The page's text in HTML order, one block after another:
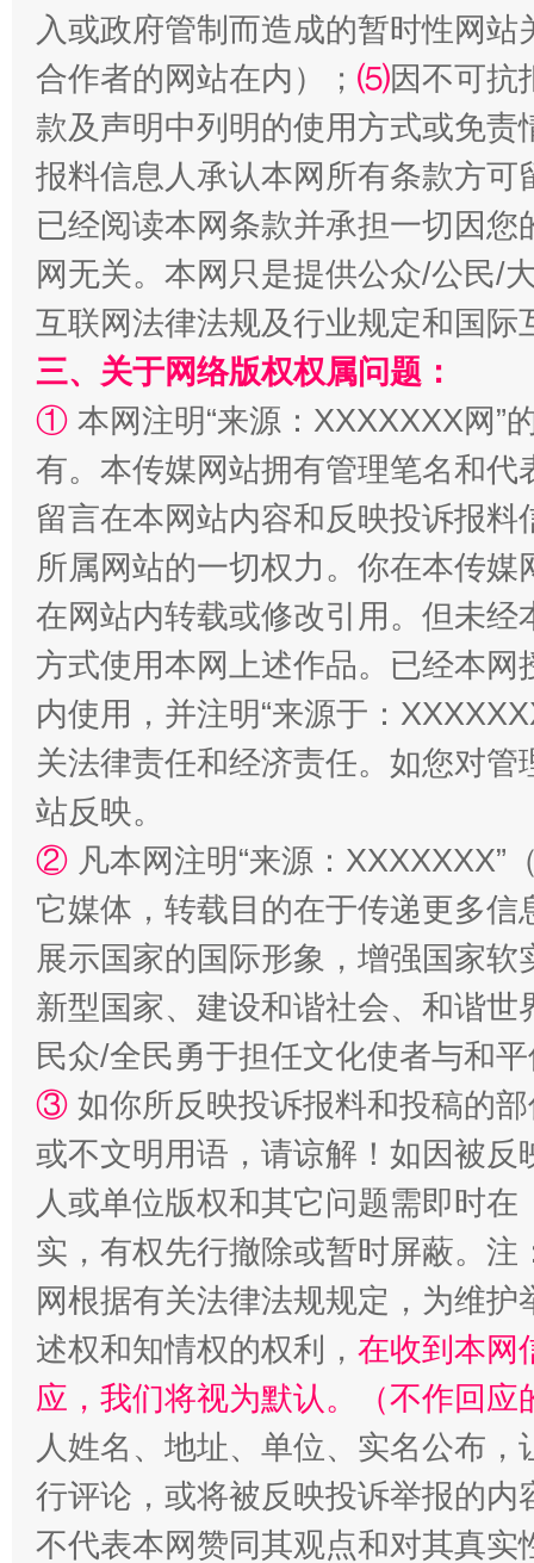
全民健身五年计划来了！等你上场
阿坝州三大球赛在茂县开幕 规模
国家大学科技园优化重塑工作
扯下公款旅游的“隐身衣” 如何以
入或政府管制而造成的暂时性网
合作者的网站在内）； ⑸因不可抗
款及声明中列明的使用方式或免责
报料信息人承认本网所有条款方
已经阅读本网条款并承担一切因
网无关。本网只是提供公众/公民/
互联网法律法规及行业规定和国
三、关于网络版权权属问题：
① 本网注明“来源：XXXXXXX网”
有。本传媒网站拥有管理笔名和
留言在本网站内容和反映投诉报
所属网站的一切权力。你在本传
在网站内转载或修改引用。但未
方式使用本网上述作品。已经本
内使用，并注明“来源于：
关法律责任和经济责任。如您对
站反映。
② 凡本网注明“来源：
它媒体，转载目的在于传递更多
展示国家的国际形象，增强国家
新型国家、建设和谐社会、和谐
民众/全民勇于担任文化使者与和
③ 如你所反映投诉报料和投稿的
或不文明用语，请谅解！如因被
人或单位版权和其它问题需即时在
实，有权先行撤除或暂时屏蔽。
网根据有关法律法规规定，为维
述权和知情权的权利， 在收到本网
应，我们将视为默认。（不作回应
人姓名、地址、单位、实名公布
行评论，或将被反映投诉举报的
不代表本网赞同其观点和对其真实